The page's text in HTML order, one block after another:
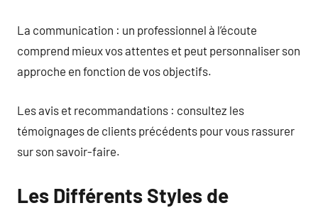
La communication : un professionnel à l’écoute
comprend mieux vos attentes et peut personnaliser son
approche en fonction de vos objectifs.
Les avis et recommandations : consultez les
témoignages de clients précédents pour vous rassurer
sur son savoir-faire.
Les Différents Styles de